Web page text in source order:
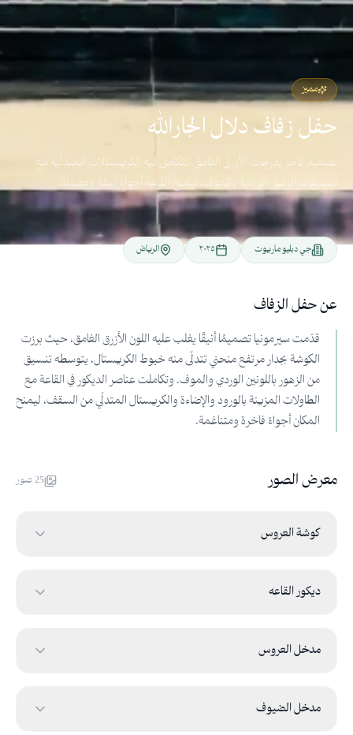
مميز
حفل زفاف دلال الجارالله
تصميم فاخر بدرجات الأزرق الغامق، تتكامل فيه الكريستالات المتدلّية مع
تنسيقات الزهور الوردية والموف، ليمنح القاعة أجواءً أنيقة ومضيئة.
جي دبليو ماريوت ٢٠٢٥ الرياض
عن حفل الزفاف
قدّمت سيرمونيا تصميمًا أنيقًا يغلب عليه اللون الأزرق الغامق، حيث برزت
الكوشة بجدار مرتفع منحني تتدلّى منه خيوط الكريستال، يتوسطه تنسيق
من الزهور باللونين الوردي والموف. وتكاملت عناصر الديكور في القاعة مع
الطاولات المزينة بالورود والإضاءة والكريستال المتدلّي من السقف، ليمنح
المكان أجواءً فاخرة ومتناغمة.
معرض الصور 25صور
كوشة العروس
ديكور القاعه
مدخل العروس
مدخل الضيوف